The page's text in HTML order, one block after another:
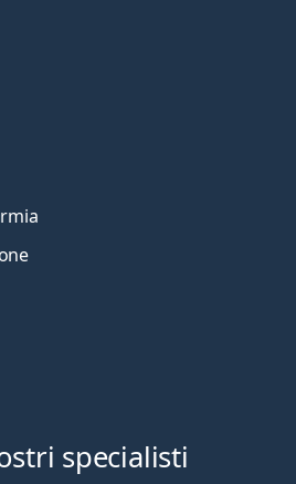
specialisti